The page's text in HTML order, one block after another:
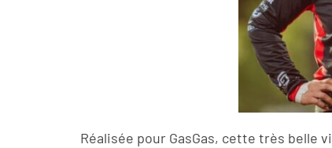
Réalisée pour GasGas, cette très belle